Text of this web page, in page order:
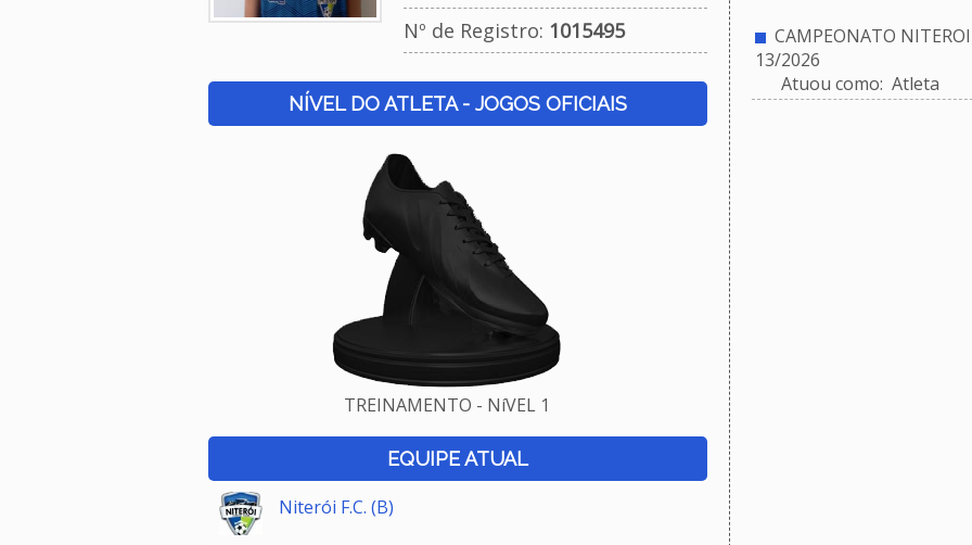
Nº de Registro: 1015495
NÍVEL DO ATLETA - JOGOS OFICIAIS
TREINAMENTO - NíVEL 1
EQUIPE ATUAL
Niterói F.C. (B)
CAMPEONATO
13/2026
Atuou como: Atleta